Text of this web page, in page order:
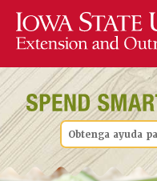
Obtenga ayuda